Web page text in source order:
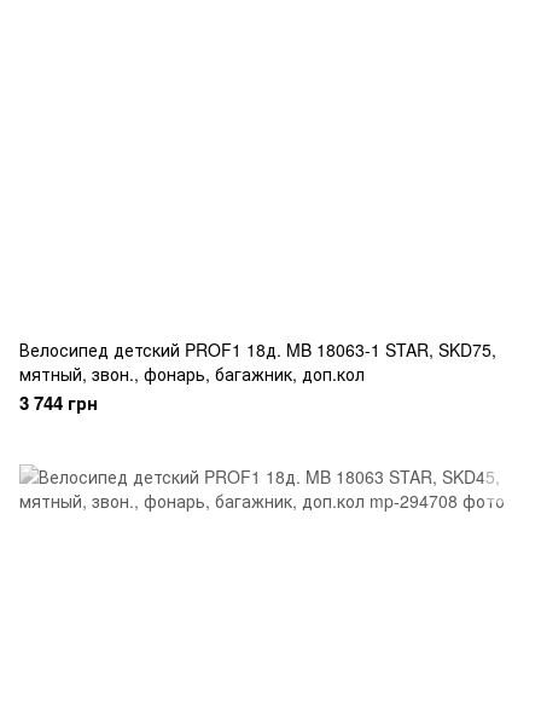
Велосипед детский PROF1 18д. MB 18063-1 STAR, SKD75,
мятный, звон., фонарь, багажник, доп.кол
3 744 грн